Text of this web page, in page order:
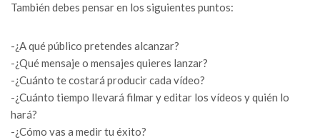
También debes pensar en los siguientes puntos:
-¿A qué público pretendes alcanzar?
-¿Qué mensaje o mensajes quieres lanzar?
-¿Cuánto te costará producir cada vídeo?
-¿Cuánto tiempo llevará filmar y editar los vídeos y quién lo
hará?
-¿Cómo vas a medir tu éxito?